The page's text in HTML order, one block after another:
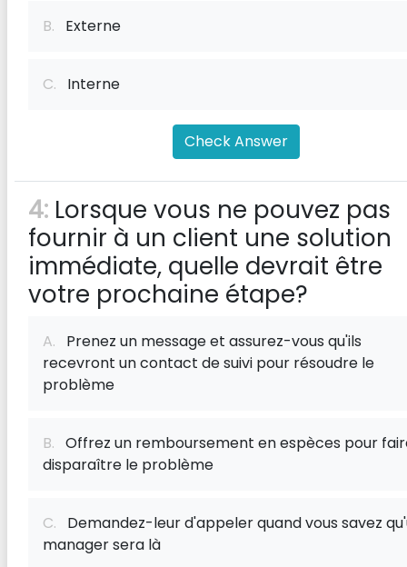
B. Externe
C. Interne
Check Answer
4: Lorsque vous ne pouvez pas
fournir à un client une solution
immédiate, quelle devrait être
votre prochaine étape?
A. Prenez un message et assurez-vous qu'ils
recevront un contact de suivi pour résoudre le
problème
B. Offrez un remboursement en espèces pour
disparaître le problème
C. Demandez-leur d'appeler quand vous savez
manager sera là